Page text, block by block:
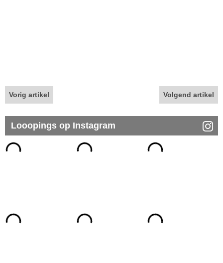
Vorig artikel Volgend artikel
Looopings op Instagram